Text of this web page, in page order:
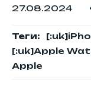
27.08.2024
Теги:
[:uk]Аpple
Apple